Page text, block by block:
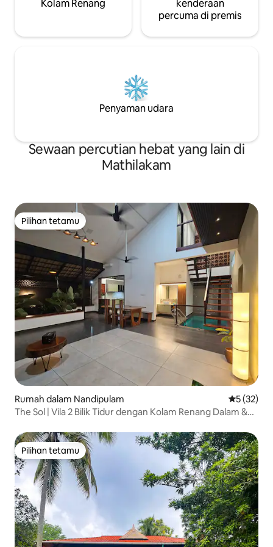
Kolam Renang
kenderaan
percuma di premis
Penyaman udara
Sewaan percutian hebat yang lain di
Mathilakam
Pilihan tetamu
Pilihan tetamu
Rumah dalam Nandipulam
5 (32)
The Sol | Vila 2 Bilik Tidur dengan Kolam Renang Dalam &
Pilihan tetamu
Pilihan tetamu